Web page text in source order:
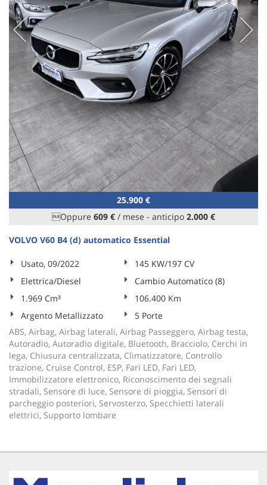
25.900 €
Oppure 609 € / mese - anticipo 2.000 €
VOLVO V60 B4 (d) automatico Essential
Usato, 09/2022
145 KW/197 CV
Elettrica/Diesel
Cambio Automatico (8)
1.969 Cm³
106.400 Km
Argento Metallizzato
5 Porte
ABS, Airbag, Airbag laterali, Airbag Passeggero, Airbag testa,
Autoradio, Autoradio digitale, Bluetooth, Bracciolo, Cerchi in
lega, Chiusura centralizzata, Climatizzatore, Controllo
trazione, Cruise Control, ESP, Fari LED, Fari LED,
Immobilizzatore elettronico, Riconoscimento dei segnali
stradali, Sensore di luce, Sensore di pioggia, Sensori di
parcheggio posteriori, Servosterzo, Specchietti laterali
elettrici, Supporto lombare